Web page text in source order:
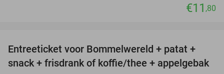
€11 ,80
23%
Entreeticket voor Bommelwereld + patat +
snack + frisdrank of koffie/thee + appelgebak